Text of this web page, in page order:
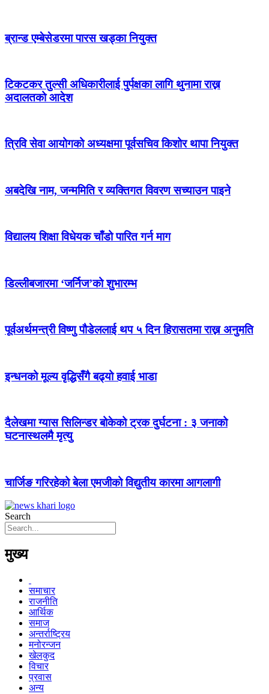
ब्रान्ड एम्बेसेडरमा पारस खड्का नियुक्त
टिकटकर तुल्सी अधिकारीलाई पुर्पक्षका लागि थुनामा राख्न
अदालतको आदेश
त्रिवि सेवा आयोगको अध्यक्षमा पूर्वसचिव किशोर थापा नियुक्त
अबदेखि नाम, जन्ममिति र व्यक्तिगत विवरण सच्याउन पाइने
विद्यालय शिक्षा विधेयक चाँडो पारित गर्न माग
डिल्लीबजारमा ‘जर्निज’को शुभारम्भ
पूर्वअर्थमन्त्री विष्णु पौडेललाई थप ५ दिन हिरासतमा राख्न अनुमति
इन्धनको मूल्य वृद्धिसँगै बढ्यो हवाई भाडा
दैलेखमा ग्यास सिलिन्डर बोकेको ट्रक दुर्घटना : ३ जनाको
घटनास्थलमै मृत्यु
चार्जिङ गरिरहेको बेला एमजीको विद्युतीय कारमा आगलागी
Search
मुख्य
समाचार
राजनीति
आर्थिक
समाज
अन्तर्राष्ट्रिय
मनोरन्जन
खेलकुद
विचार
प्रवास
अन्य